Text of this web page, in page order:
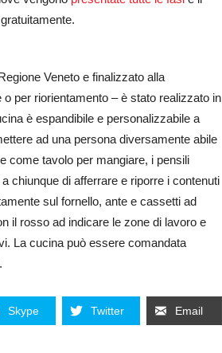
Veneto e finalizzato alla
per riorientamento – è stato realizzato in
è espandibile e personalizzabile a
ad una persona diversamente abile
come tavolo per mangiare, i pensili
chiunque di afferrare e riporre i contenuti
sul fornello, ante e cassetti ad
il rosso ad indicare le zone di lavoro e
La cucina può essere comandata
Skype Twitter Email